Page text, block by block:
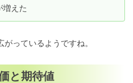
増えた
っているようですね。
と期待値